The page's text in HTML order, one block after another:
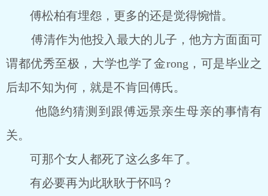
傅松柏有埋怨，更多的还是觉得惋惜。
傅清作为他投入最大的儿子，他方方面面可
谓都优秀至极，大学也学了金rong，可是毕业之
后却不知为何，就是不肯回傅氏。
他隐约猜测到跟傅远景亲生母亲的事情有
关。
可那个女人都死了这么多年了。
有必要再为此耿耿于怀吗？